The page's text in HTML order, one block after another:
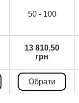
50 - 100
13 810,50
грн
Обрати